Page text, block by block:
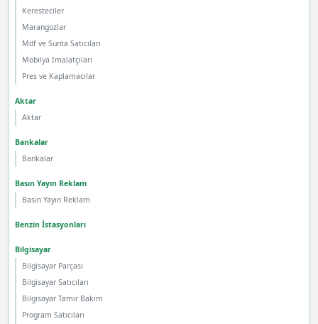
Keresteciler
Marangozlar
Mdf ve Sunta Satıcıları
Mobilya İmalatçıları
Pres ve Kaplamacılar
Aktar
Aktar
Bankalar
Bankalar
Basın Yayın Reklam
Basın Yayın Reklam
Benzin İstasyonları
Bilgisayar
Bilgisayar Parçası
Bilgisayar Satıcıları
Bilgisayar Tamir Bakım
Program Satıcıları